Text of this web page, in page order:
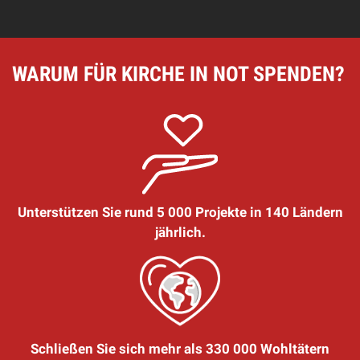
WARUM FÜR KIRCHE IN NOT SPENDEN?
Unterstützen Sie rund 5 000 Projekte in 140 Ländern
jährlich.
Schließen Sie sich mehr als 330 000 Wohltätern